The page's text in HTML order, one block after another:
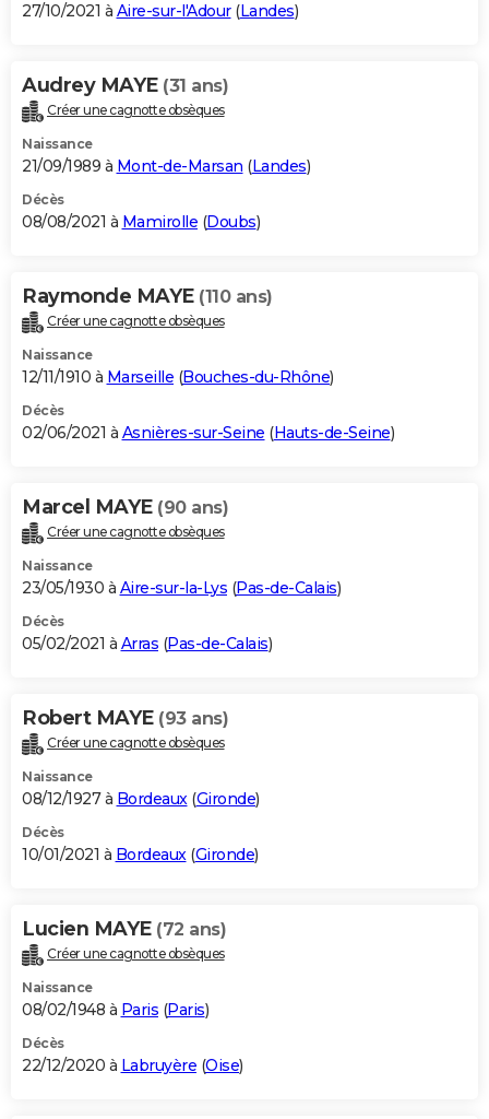
27/10/2021 à Aire-sur-l'Adour(Landes)
Audrey MAYE (31 ans)
Créer une cagnotte obsèques
Naissance
21/09/1989 à Mont-de-Marsan (Landes)
Décès
08/08/2021 à Mamirolle (Doubs)
Raymonde MAYE (110 ans)
Créer une cagnotte obsèques
Naissance
12/11/1910 à Marseille (Bouches-du-Rhône)
Décès
02/06/2021 à Asnières-sur-Seine (Hauts-de-Seine)
Marcel MAYE (90 ans)
Créer une cagnotte obsèques
Naissance
23/05/1930 à Aire-sur-la-Lys (Pas-de-Calais)
Décès
05/02/2021 à Arras (Pas-de-Calais)
Robert MAYE (93 ans)
Créer une cagnotte obsèques
Naissance
08/12/1927 à Bordeaux(Gironde)
Décès
10/01/2021 à Bordeaux(Gironde)
Lucien MAYE (72 ans)
Créer une cagnotte obsèques
Naissance
08/02/1948 à Paris (Paris)
Décès
22/12/2020 à Labruyère (Oise)